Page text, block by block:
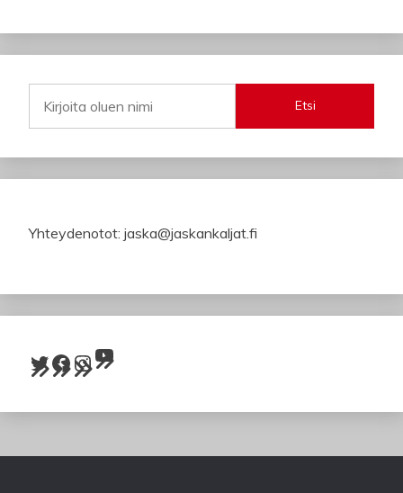
Etsi
Yhteydenotot: jaska@jaskankaljat.fi
Twitter Facebook InstagramYouTube